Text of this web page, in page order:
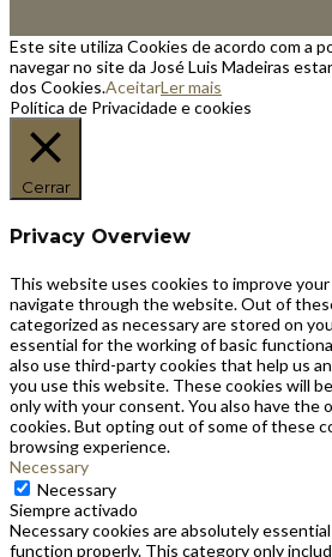
Este site utiliza Cookies de acordo com a
navegar no site da José Luis Madeiras
dos Cookies.AceitarLer mais
Política de Privacidade e cookies
Cerrar
Privacy Overview
This website uses cookies to improve
navigate through the website. Out of
categorized as necessary are stored on
essential for the working of basic
also use third-party cookies that help us
you use this website. These cookies will
only with your consent. You also have
cookies. But opting out of some of these
browsing experience.
Necessary
Necessary
Siempre activado
Necessary cookies are absolutely
function properly. This category only